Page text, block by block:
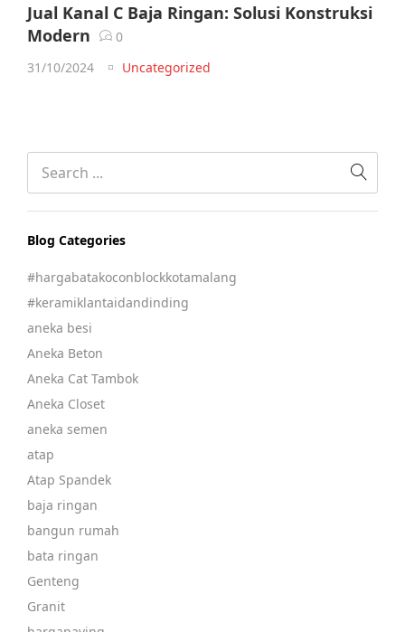
Blog Categories
#hargabatakoconblockkotamalang
#keramiklantaidandinding
aneka besi
Aneka Beton
Aneka Cat Tambok
Aneka Closet
aneka semen
atap
Atap Spandek
baja ringan
bangun rumah
bata ringan
Genteng
Granit
Jual Kanal C Baja Ringan: Solusi Konstruksi
Modern
0
31/10/2024
Uncategorized